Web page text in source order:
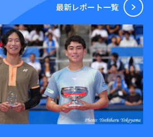
最新レポート⼀覧